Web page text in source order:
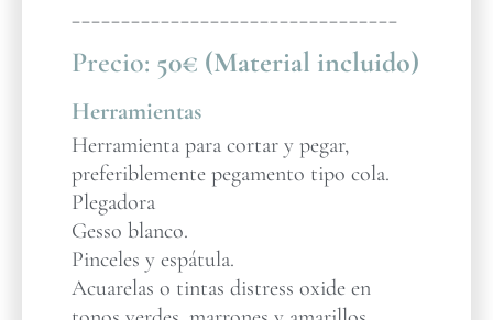
_________________________________
Precio: 50€ (Material incluido)
Herramientas
Herramienta para cortar y pegar,
preferiblemente pegamento tipo cola.
Plegadora
Gesso blanco.
Pinceles y espátula.
Acuarelas o tintas distress oxide en